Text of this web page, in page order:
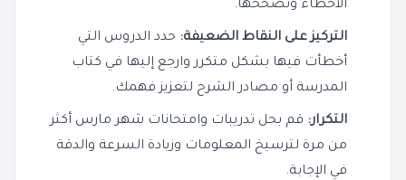
الأخطاء وتصححها.
التركيز على النقاط الضعيفة: حدد الدروس التي
أخطأت فيها بشكل متكرر وارجع إليها في كتاب
المدرسة أو مصادر الشرح لتعزيز فهمك.
التكرار: قم بحل تدريبات وامتحانات شهر مارس أكثر
من مرة لترسيخ المعلومات وزيادة السرعة والدقة
في الإجابة.